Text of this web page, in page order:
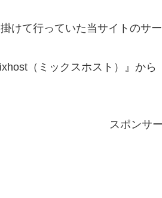
けて行っていた当サイトのサ
（ミックスホスト）』か
スポンサ